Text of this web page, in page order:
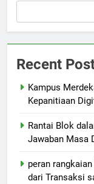
Recent
Kampus
Kepanitiaan
Rantai Blok
Jawaban Masa
peran
dari Transaksi